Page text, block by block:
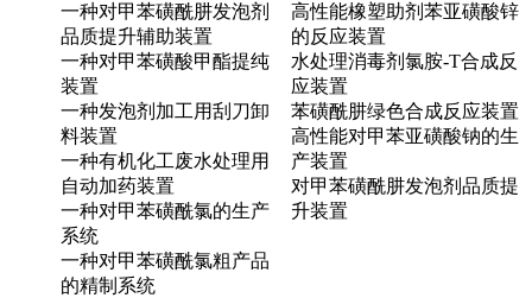
一种对甲苯磺酰肼发泡剂
品质提升辅助装置
一种对甲苯磺酸甲酯提纯
装置
一种发泡剂加工用刮刀卸
料装置
一种有机化工废水处理用
自动加药装置
一种对甲苯磺酰氯的生产
系统
一种对甲苯磺酰氯粗产品
的精制系统
高性能橡塑助剂苯亚磺酸锌
的反应装置
水处理消毒剂氯胺-T合成反
应装置
苯磺酰肼绿色合成反应装置
高性能对甲苯亚磺酸钠的生
产装置
对甲苯磺酰肼发泡剂品质提
升装置